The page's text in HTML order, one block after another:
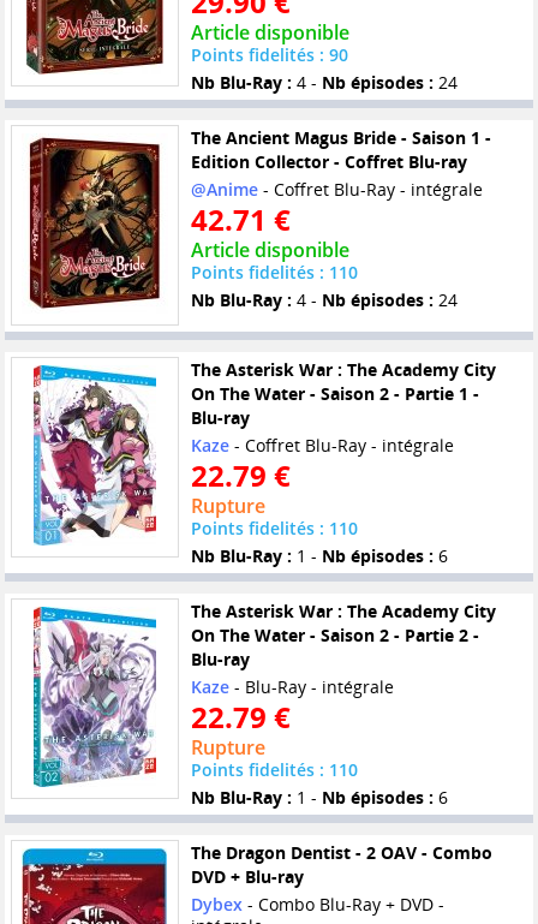
Article disponible
Points fidelités : 90
Nb Blu-Ray : 4 - Nb épisodes : 24
The Ancient Magus Bride - Saison 1 -
Edition Collector - Coffret Blu-ray
@Anime- Coffret Blu-Ray - intégrale
42.71 €
Article disponible
Points fidelités : 110
Nb Blu-Ray : 4 - Nb épisodes : 24
The Asterisk War : The Academy City
On The Water - Saison 2 - Partie 1 -
Blu-ray
Kaze- Coffret Blu-Ray - intégrale
22.79 €
Rupture
Points fidelités : 110
Nb Blu-Ray : 1 - Nb épisodes : 6
The Asterisk War : The Academy City
On The Water - Saison 2 - Partie 2 -
Blu-ray
Kaze- Blu-Ray - intégrale
22.79 €
Rupture
Points fidelités : 110
Nb Blu-Ray : 1 - Nb épisodes : 6
The Dragon Dentist - 2 OAV - Combo
DVD + Blu-ray
Dybex- Combo Blu-Ray + DVD -